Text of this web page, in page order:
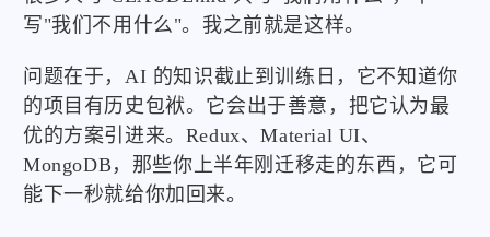
写"我们不用什么"。我之前就是这样。
问题在于，AI 的知识截止到训练日，它不知道你
的项目有历史包袱。它会出于善意，把它认为最
优的方案引进来。Redux、Material UI、
MongoDB，那些你上半年刚迁移走的东西，它可
能下一秒就给你加回来。